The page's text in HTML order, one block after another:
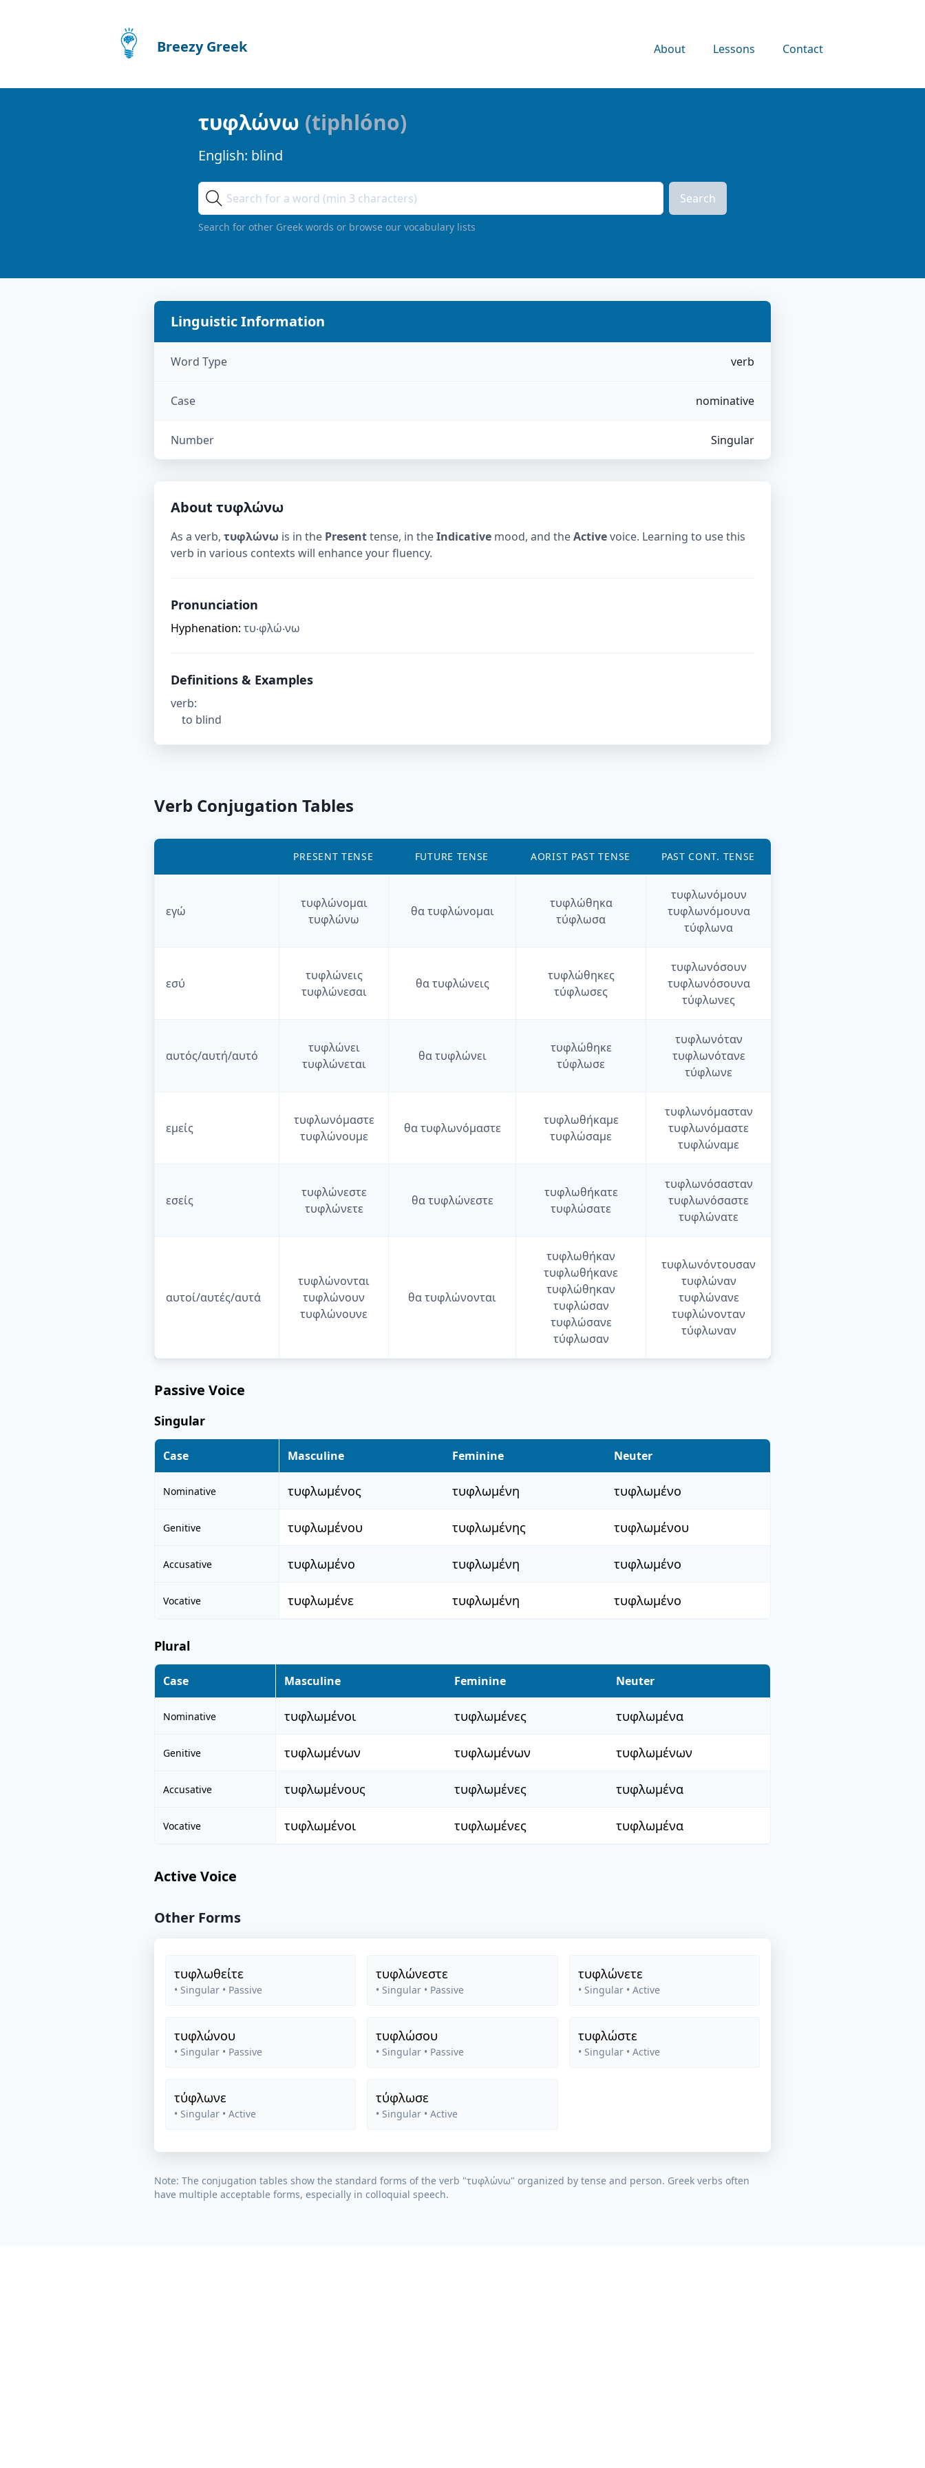
Breezy Greek About Lessons Contact
τυφλώνω (tiphlóno)
English: blind
Search
Search for other Greek words or browse our vocabulary lists
Linguistic Information
Word Type verb
Case nominative
Number Singular
About τυφλώνω
As a verb, τυφλώνω is in the Presenttense, in theIndicative mood, and theActivevoice. Learning to use this
verb in various contexts will enhance your fluency.
Pronunciation
Hyphenation: τυ‧φλώ‧νω
Definitions & Examples
verb:
to blind
Verb Conjugation Tables
PRESENT TENSE FUTURE TENSE AORIST PAST TENSE PAST CONT. TENSE
εγώ
τυφλώνομαι
τυφλώνω
θα τυφλώνομαι
τυφλώθηκα
τύφλωσα
τυφλωνόμουν
τυφλωνόμουνα
τύφλωνα
εσύ
τυφλώνεις
τυφλώνεσαι
θα τυφλώνεις
τυφλώθηκες
τύφλωσες
τυφλωνόσουν
τυφλωνόσουνα
τύφλωνες
αυτός/αυτή/αυτό
τυφλώνει
τυφλώνεται
θα τυφλώνει
τυφλώθηκε
τύφλωσε
τυφλωνόταν
τυφλωνότανε
τύφλωνε
εμείς
τυφλωνόμαστε
τυφλώνουμε
θα τυφλωνόμαστε
τυφλωθήκαμε
τυφλώσαμε
τυφλωνόμασταν
τυφλωνόμαστε
τυφλώναμε
εσείς
τυφλώνεστε
τυφλώνετε
θα τυφλώνεστε
τυφλωθήκατε
τυφλώσατε
τυφλωνόσασταν
τυφλωνόσαστε
τυφλώνατε
αυτοί/αυτές/αυτά
τυφλώνονται
τυφλώνουν
τυφλώνουνε
θατυφλώνονται
τυφλωθήκαν
τυφλωθήκανε
τυφλώθηκαν
τυφλώσαν
τυφλώσανε
τύφλωσαν
τυφλωνόντουσαν
τυφλώναν
τυφλώνανε
τυφλώνονταν
τύφλωναν
Passive Voice
Singular
Case Masculine Feminine Neuter
Nominative τυφλωμένος τυφλωμένη τυφλωμένο
Genitive τυφλωμένου τυφλωμένης τυφλωμένου
Accusative τυφλωμένο τυφλωμένη τυφλωμένο
Vocative τυφλωμένε τυφλωμένη τυφλωμένο
Plural
Case Masculine Feminine Neuter
Nominative τυφλωμένοι τυφλωμένες τυφλωμένα
Genitive τυφλωμένων τυφλωμένων τυφλωμένων
Accusative τυφλωμένους τυφλωμένες τυφλωμένα
Vocative τυφλωμένοι τυφλωμένες τυφλωμένα
Active Voice
Other Forms
τυφλωθείτε
• Singular • Passive
τυφλώνεστε
• Singular • Passive
τυφλώνετε
• Singular• Active
τυφλώνου
• Singular • Passive
τυφλώσου
• Singular • Passive
τυφλώστε
• Singular• Active
τύφλωνε
• Singular • Active
τύφλωσε
• Singular • Active
Note: The conjugation tables show the standard forms of the verb "τυφλώνω" organized by tense and person. Greek verbs often
have multiple acceptable forms, especially in colloquial speech.